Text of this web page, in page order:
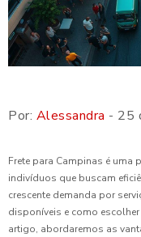
Por: Alessandra - 25
Frete para Campinas é uma
indivíduos que buscam
crescente demanda por
disponíveis e como
artigo, abordaremos as